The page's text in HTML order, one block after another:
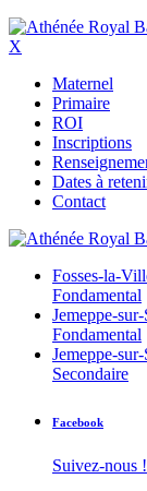
X
Maternel
Primaire
ROI
Inscriptions
Dates à
Contact
Fosses-la-
Fondamental
Jemeppe-
Fondamental
Jemeppe-
Secondaire
Facebook
Suivez-nous !